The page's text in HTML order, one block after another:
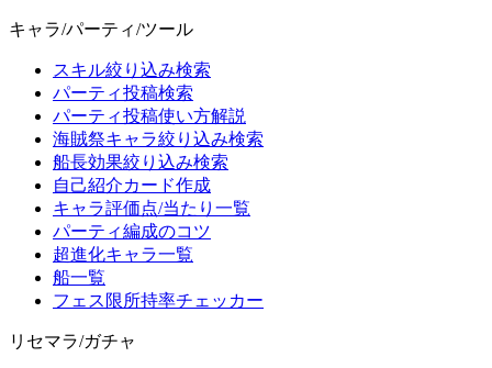
キャラ/パーティ/ツール
スキル絞り込み検索
パーティ投稿検索
パーティ投稿使い方解説
海賊祭キャラ絞り込み検索
船長効果絞り込み検索
自己紹介カード作成
キャラ評価点/当たり一覧
パーティ編成のコツ
超進化キャラ一覧
船一覧
フェス限所持率チェッカー
リセマラ/ガチャ